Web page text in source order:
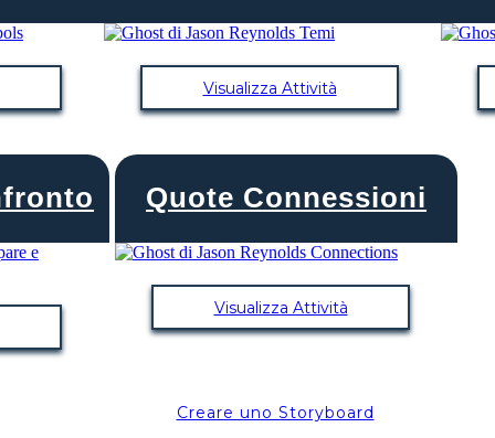
Visualizza Attività
Quote Connessioni
Visualizza Attività
Creare uno Storyboard